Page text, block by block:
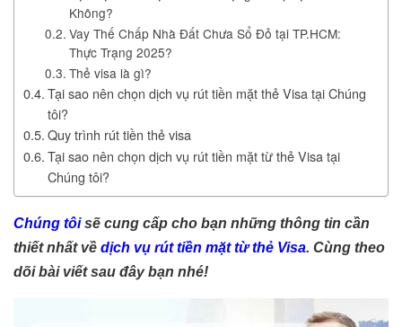
Không?
Vay Thế Chấp Nhà Đất Chưa Sổ Đỏ tại TP.HCM:
Thực Trạng 2025?
Thẻ visa là gì?
Tại sao nên chọn dịch vụ rút tiền mặt thẻ Visa tại Chúng
tôi?
Quy trình rút tiền thẻ visa
Tại sao nên chọn dịch vụ rút tiền mặt từ thẻ Visa tại
Chúng tôi?
Chúng tôisẽ cung cấp cho bạn những thông tin cần
thiết nhất về dịch vụ rút tiền mặt từ thẻ Visa. Cùng theo
dõi bài viết sau đây bạn nhé!